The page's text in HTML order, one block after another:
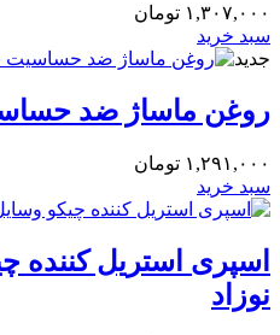
۱,۳۰۷,۰۰۰ تومان
سبد خرید
جدید
روغن ماساژ ضد
۱,۲۹۱,۰۰۰ تومان
سبد خرید
اسپری استریل کننده
نوزاد